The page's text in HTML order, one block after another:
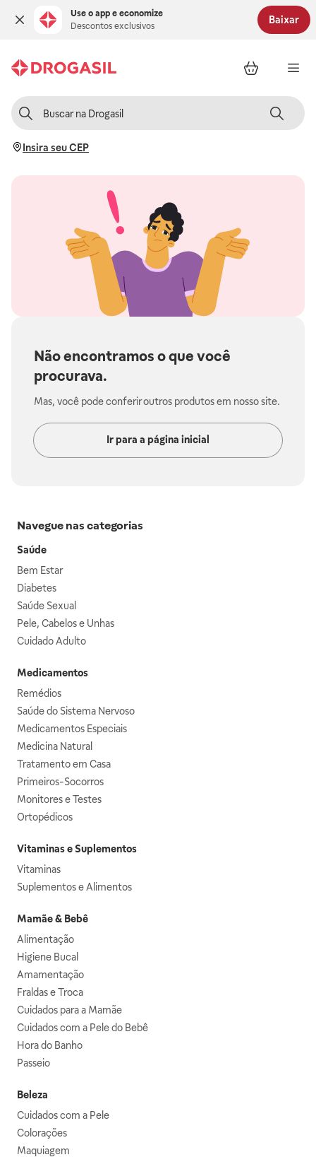
Use o app e economize
Descontos exclusivos
Baixar
Insira seu CEP
Não encontramos o que você
procurava.
Mas, você pode conferir outros produtos em nosso site.
Ir para a página inicial
Navegue nas categorias
Saúde
Bem Estar
Diabetes
Saúde Sexual
Pele, Cabelos e Unhas
Cuidado Adulto
Medicamentos
Remédios
Saúde do Sistema Nervoso
Medicamentos Especiais
Medicina Natural
Tratamento em Casa
Primeiros-Socorros
Monitores e Testes
Ortopédicos
Vitaminas e Suplementos
Vitaminas
Suplementos e Alimentos
Mamãe & Bebê
Alimentação
Higiene Bucal
Amamentação
Fraldas e Troca
Cuidados para a Mamãe
Cuidados com a Pele do Bebê
Hora do Banho
Passeio
Beleza
Cuidados com a Pele
Colorações
Maquiagem